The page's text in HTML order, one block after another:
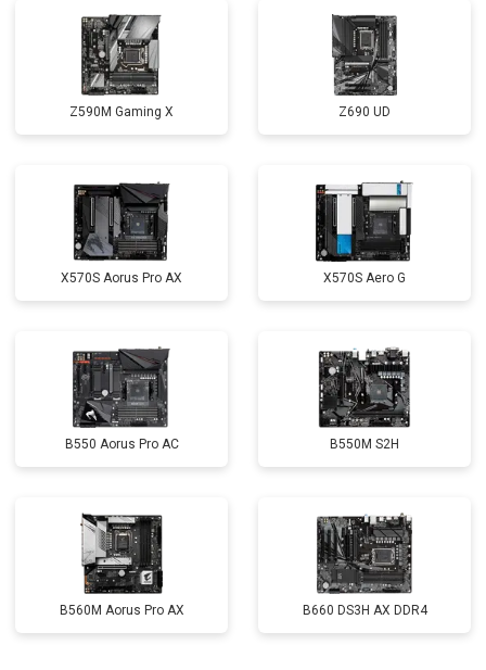
Z590M Gaming X Z690 UD
X570S Aorus Pro AX X570S Aero G
B550 Aorus Pro AC B550M S2H
B560M Aorus Pro AX B660 DS3H AX DDR4